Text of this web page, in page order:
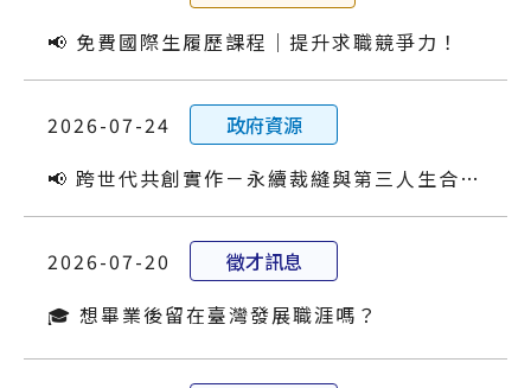
📢 免費國際生履歷課程｜提升求職競爭力！
2026-07-24
政府資源
📢 跨世代共創實作－永續裁縫與第三人生合作體驗
2026-07-20
徵才訊息
🎓 想畢業後留在臺灣發展職涯嗎？